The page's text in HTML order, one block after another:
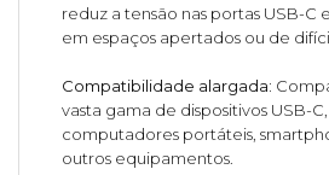
reduz a tensão nas portas USB-C
em espaços apertados ou de
Compatibilidade alargada:
vasta gama de dispositivos USB-
computadores portáteis,
outros equipamentos.